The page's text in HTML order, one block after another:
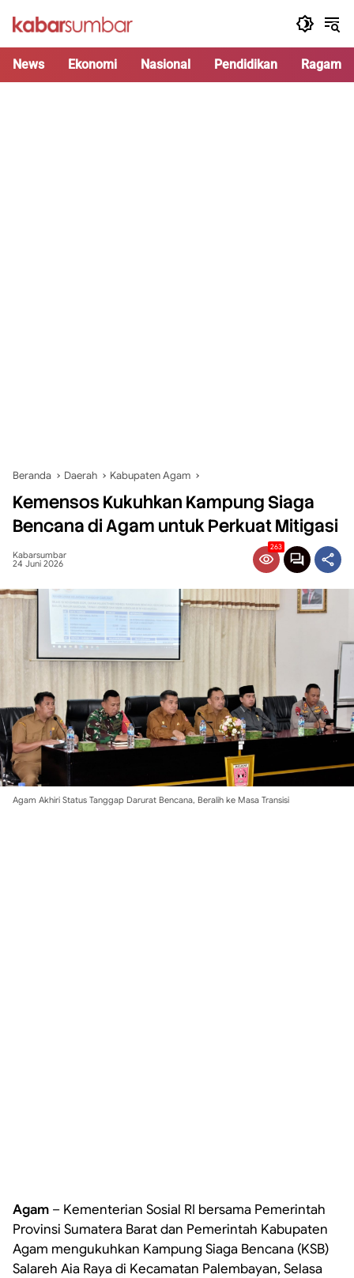
News Ekonomi Nasional Pendidikan Ragam
Beranda Daerah Kabupaten Agam
Kemensos Kukuhkan Kampung Siaga
Bencana di Agam untuk Perkuat Mitigasi
Kabarsumbar
24 Juni 2026
263
Agam Akhiri Status Tanggap Darurat Bencana, Beralih ke Masa Transisi
Agam – Kementerian Sosial RI bersama Pemerintah
Provinsi Sumatera Barat dan Pemerintah Kabupaten
Agam mengukuhkan Kampung Siaga Bencana (KSB)
Salareh Aia Raya di Kecamatan Palembayan, Selasa